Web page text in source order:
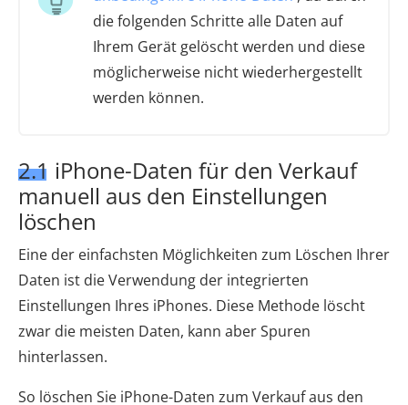
die folgenden Schritte alle Daten auf
Ihrem Gerät gelöscht werden und diese
möglicherweise nicht wiederhergestellt
werden können.
2.1 iPhone-Daten für den Verkauf
manuell aus den Einstellungen
löschen
Eine der einfachsten Möglichkeiten zum Löschen Ihrer
Daten ist die Verwendung der integrierten
Einstellungen Ihres iPhones. Diese Methode löscht
zwar die meisten Daten, kann aber Spuren
hinterlassen.
So löschen Sie iPhone-Daten zum Verkauf aus den